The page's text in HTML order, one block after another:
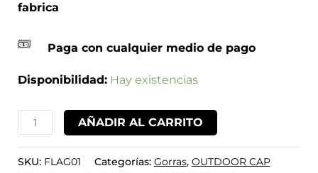
fabrica
Paga con cualquier medio de pago
Disponibilidad: Hay existencias
AÑADIR AL CARRITO
SKU: FLAG01 Categorías: Gorras, OUTDOOR CAP